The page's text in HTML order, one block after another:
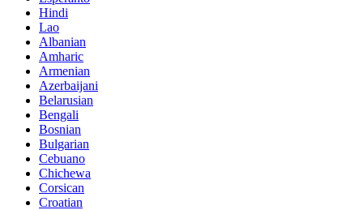
Hindi
Lao
Albanian
Amharic
Armenian
Azerbaijani
Belarusian
Bengali
Bosnian
Bulgarian
Cebuano
Chichewa
Corsican
Croatian